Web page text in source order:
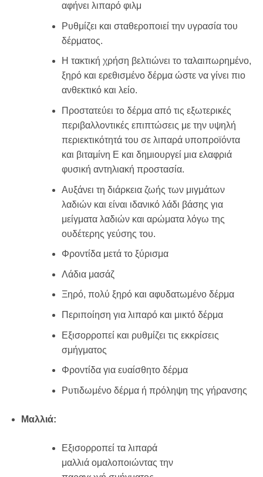
αφήνει λιπαρό φιλμ
Ρυθμίζει και σταθεροποιεί την υγρασία του
δέρματος.
Η τακτική χρήση βελτιώνει το ταλαιπωρημένο,
ξηρό και ερεθισμένο δέρμα ώστε να γίνει πιο
ανθεκτικό και λείο.
Προστατεύει το δέρμα από τις εξωτερικές
περιβαλλοντικές επιπτώσεις με την υψηλή
περιεκτικότητά του σε λιπαρά υποπροϊόντα
και βιταμίνη Ε και δημιουργεί μια ελαφριά
φυσική αντηλιακή προστασία.
Αυξάνει τη διάρκεια ζωής των μιγμάτων
λαδιών και είναι ιδανικό λάδι βάσης για
μείγματα λαδιών και αρώματα λόγω της
ουδέτερης γεύσης του.
Φροντίδα μετά το ξύρισμα
Λάδια μασάζ
Ξηρό, πολύ ξηρό και αφυδατωμένο δέρμα
Περιποίηση για λιπαρό και μικτό δέρμα
Εξισορροπεί και ρυθμίζει τις εκκρίσεις
σμήγματος
Φροντίδα για ευαίσθητο δέρμα
Ρυτιδωμένο δέρμα ή πρόληψη της γήρανσης
Μαλλιά:
Εξισορροπεί τα λιπαρά
μαλλιά ομαλοποιώντας την